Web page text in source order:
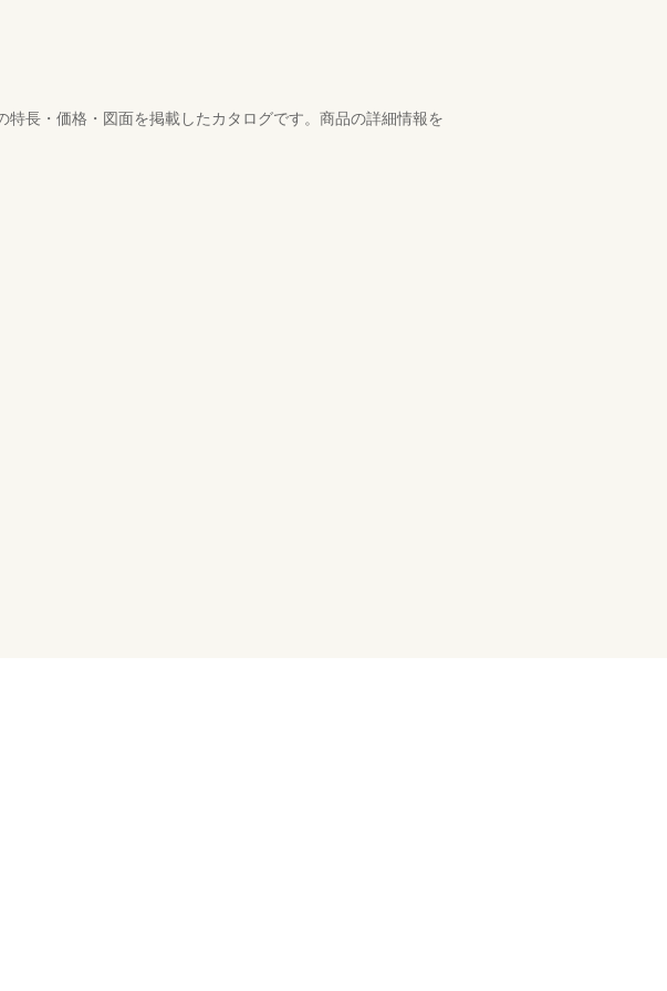
長・価格・図面を掲載したカタログです。商品の詳細情報を